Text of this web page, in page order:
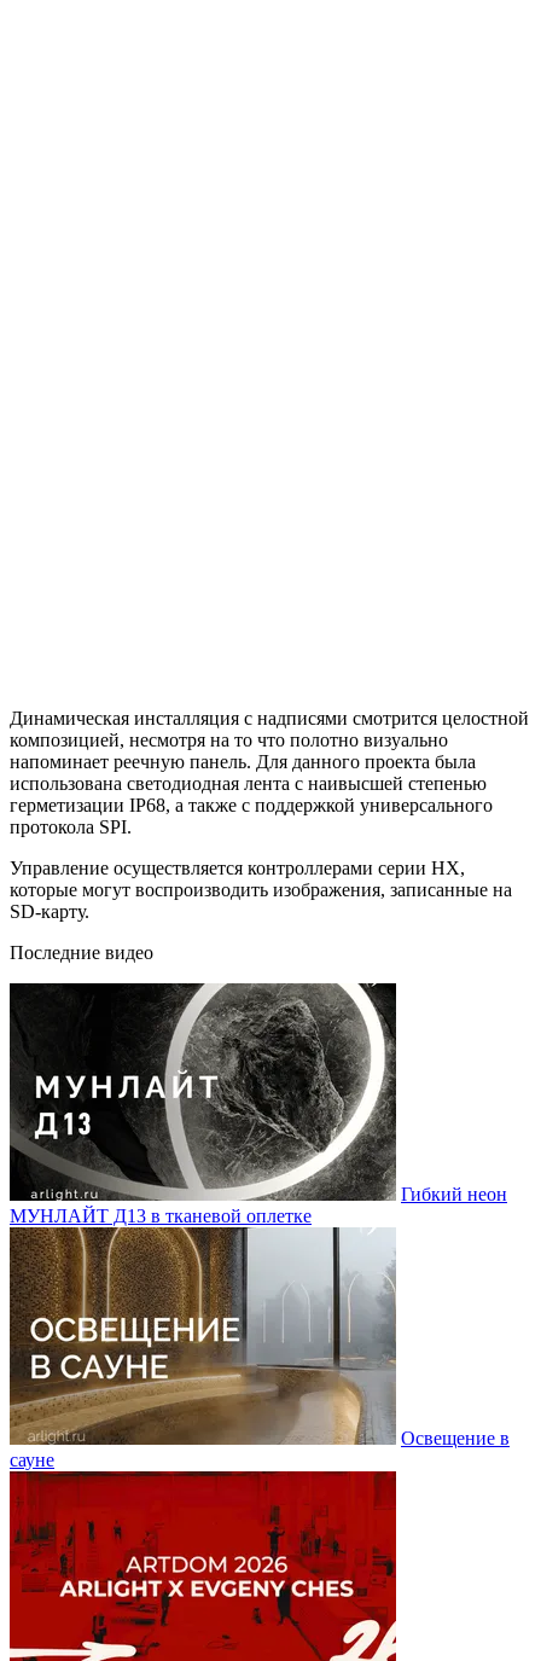
Динамическая инсталляция с надписями смотрится целостной
композицией, несмотря на то что полотно визуально
напоминает реечную панель. Для данного проекта была
использована светодиодная лента с наивысшей степенью
герметизации IP68, а также с поддержкой универсального
протокола SPI.
Управление осуществляется контроллерами серии НХ,
которые могут воспроизводить изображения, записанные на
SD-карту.
Последние видео
Гибкий неон
МУНЛАЙТ Д13 в тканевой оплетке
Освещение в
сауне